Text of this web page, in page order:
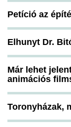
Petíció az
Elhunyt Dr.
Már lehet
animációs
Toronyházak,